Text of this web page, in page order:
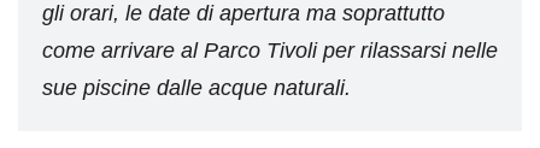
gli orari, le date di apertura ma soprattutto
come arrivare al Parco Tivoli per rilassarsi nelle
sue piscine dalle acque naturali.